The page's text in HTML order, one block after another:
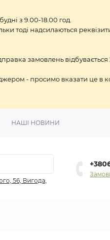
з 9.00-18.00 год.
тоді надсилаються
замовлень
- просимо вказати це в
НАШІ НОВИНИ
56, Вигода,